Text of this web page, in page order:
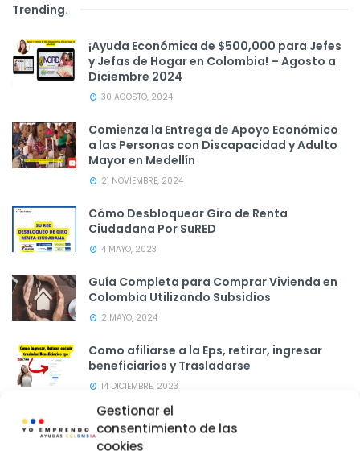
Gestionar el
consentimiento de las
cookies
Trending.
¡Ayuda Económica de $500,000 para Jefes
y Jefas de Hogar en Colombia! – Agosto a
Diciembre 2024
30 AGOSTO, 2024
Comienza la Entrega de Apoyo Económico
a las Personas con Discapacidad y Adulto
Mayor en Medellín
21 NOVIEMBRE, 2024
Cómo Desbloquear Giro de Renta
Ciudadana Por SuRED
4 MAYO, 2023
Guía Completa para Comprar Vivienda en
Colombia Utilizando Subsidios
2 MAYO, 2024
Como afiliarse a la Eps, retirar, ingresar
beneficiarios y Trasladarse
14 DICIEMBRE, 2023